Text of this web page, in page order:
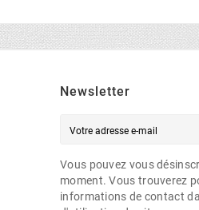
Newsletter
Vous pouvez vous
moment. Vous trouverez
informations de contact